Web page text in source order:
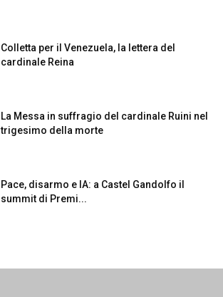
Colletta per il Venezuela, la lettera del
cardinale Reina
La Messa in suffragio del cardinale Ruini nel
trigesimo della morte
Pace, disarmo e IA: a Castel Gandolfo il
summit di Premi...